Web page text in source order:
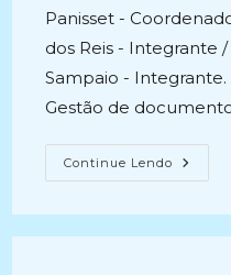
Panisset -
dos Reis - Integrante
Sampaio -
Gestão de
Continue Lendo
DE